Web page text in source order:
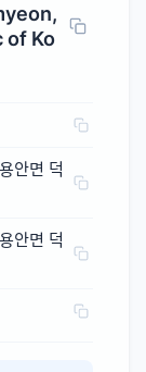
of Ko
안면 덕
안면 덕